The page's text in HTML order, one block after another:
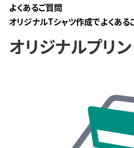
よくあるご質問
オリジナルTシャツ作成でよくある
オリジナルプリ